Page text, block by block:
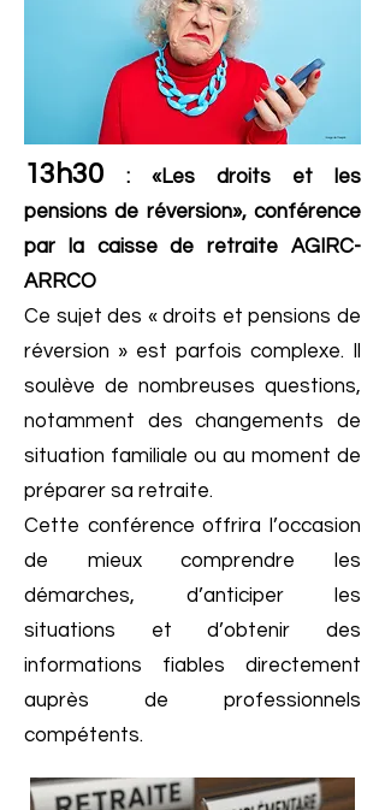
13h30
: «Les droits et les
pensions de réversion», conférence
par la caisse de retraite AGIRC-
ARRCO
Ce sujet des « droits et pensions de
réversion » est parfois complexe. Il
soulève de nombreuses questions,
notamment des changements de
situation familiale ou au moment de
préparer sa retraite.
Cette conférence offrira l’occasion
de mieux comprendre les
démarches, d’anticiper les
situations et d’obtenir des
informations fiables directement
auprès de professionnels
compétents.